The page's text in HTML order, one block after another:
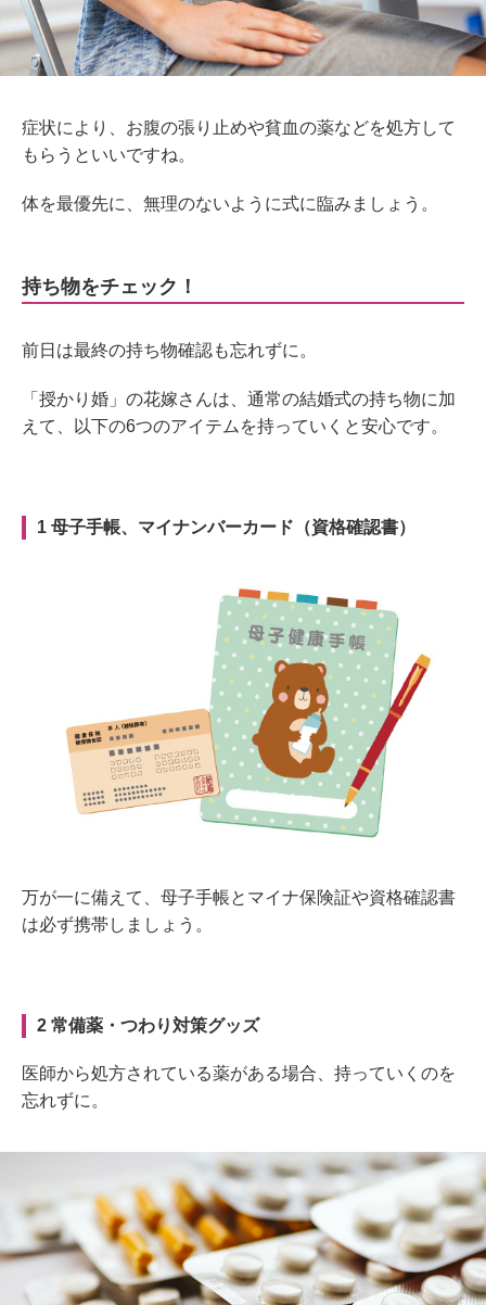
症状により、お腹の張り止めや貧血の薬などを処方して
もらうといいですね。
体を最優先に、無理のないように式に臨みましょう。
持ち物をチェック！
前日は最終の持ち物確認も忘れずに。
「授かり婚」の花嫁さんは、通常の結婚式の持ち物に加
えて、以下の6つのアイテムを持っていくと安心です。
1 母子手帳、マイナンバーカード（資格確認書）
万が一に備えて、母子手帳とマイナ保険証や資格確認書
は必ず携帯しましょう。
2 常備薬・つわり対策グッズ
医師から処方されている薬がある場合、持っていくのを
忘れずに。